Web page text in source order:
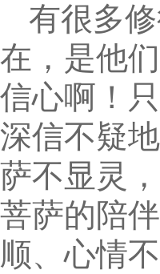
有很多
在，是他
信心啊！
深信不疑
萨不显灵
菩萨的陪
顺、心情